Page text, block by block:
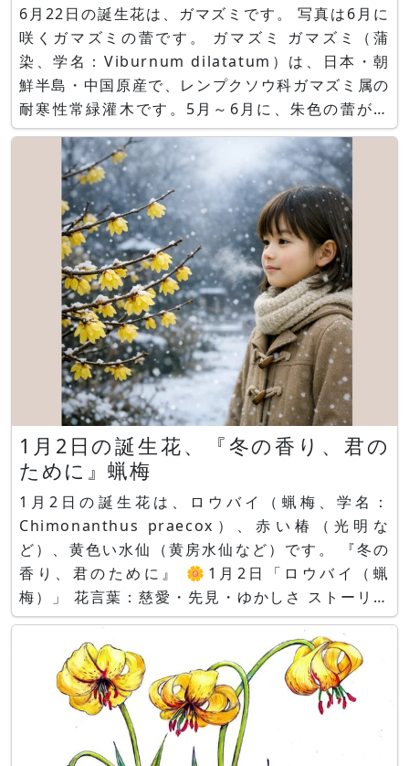
6月22日の誕生花は、ガマズミです。 写真は6月に
咲くガマズミの蕾です。 ガマズミ ガマズミ（蒲
染、学名：Viburnum dilatatum）は、日本・朝
鮮半島・中国原産で、レンプクソウ科ガマズミ属の
耐寒性常緑灌木です。5月～6月に、朱色の蕾が開
花し、芳香のある白い集合花を咲かせます。10月
～11月に赤い卵形の果実を成らせその後、暗紫色
に熟します。果実は生け花や切り花などに使われま
す花言葉は
1月2日の誕生花、『冬の香り、君の
ために』蝋梅
1月2日の誕生花は、ロウバイ（蝋梅、学名：
Chimonanthus praecox）、赤い椿（光明な
ど）、黄色い水仙（黄房水仙など）です。 『冬の
香り、君のために』 🌼1月2日「ロウバイ（蝋
梅）」 花言葉：慈愛・先見・ゆかしさ ストーリー
by Aquaさん 、イラスト by Copilotさん 「ロウ
バイ」、ストーリー＆イラスト by Copilotさん 雪
がちらつく寒空の下、 ひとり